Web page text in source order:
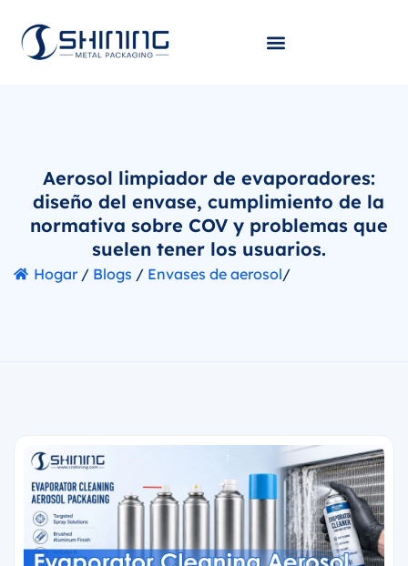
Aerosol limpiador de evaporadores:
diseño del envase, cumplimiento de la
normativa sobre COV y problemas que
suelen tener los usuarios.
Hogar/ Blogs / Envases de aerosol/